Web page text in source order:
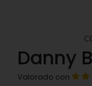
Danny
Valorado con